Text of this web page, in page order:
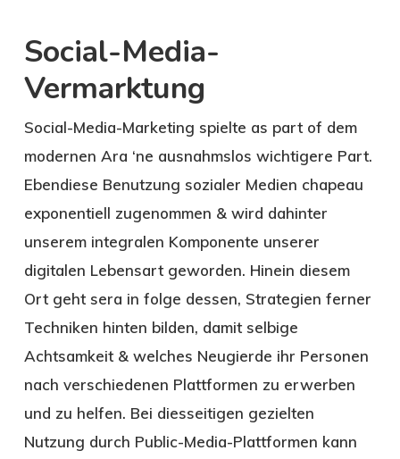
Social-Media-
Vermarktung
Social-Media-Marketing spielte as part of dem
modernen Ara ‘ne ausnahmslos wichtigere Part.
Ebendiese Benutzung sozialer Medien chapeau
exponentiell zugenommen & wird dahinter
unserem integralen Komponente unserer
digitalen Lebensart geworden. Hinein diesem
Ort geht sera in folge dessen, Strategien ferner
Techniken hinten bilden, damit selbige
Achtsamkeit & welches Neugierde ihr Personen
nach verschiedenen Plattformen zu erwerben
und zu helfen. Bei diesseitigen gezielten
Nutzung durch Public-Media-Plattformen kann